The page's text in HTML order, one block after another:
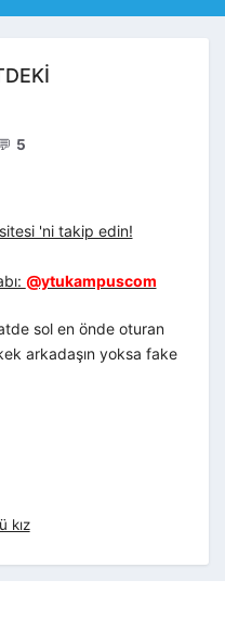
5
'ni takip edin!
@ytukampuscom
sol en önde oturan
arkadaşın yoksa fake
kız